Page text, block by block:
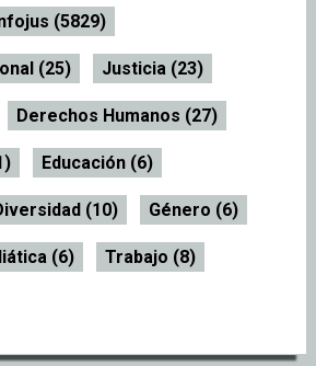
(5829)
(25) Justicia (23)
Derechos Humanos (27)
Educación (6)
(10) Género (6)
(6) Trabajo (8)